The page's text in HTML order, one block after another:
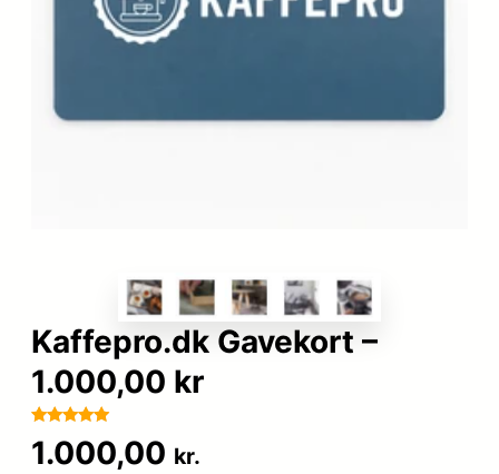
Kaffepro.dk Gavekort –
1.000,00 kr
som4.9
1.000,00 kr.